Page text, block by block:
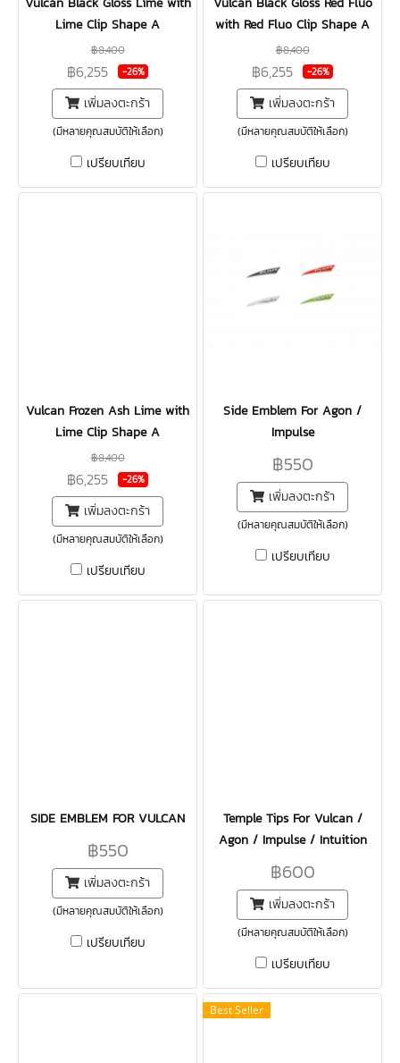
Lime Clip Shape A
฿8,400
฿6,255 -26%
เพิ่มลงตะกร้า
(มีหลายคุณสมบัติให้เลือก)
เปรียบเทียบ
with Red Fluo Clip Shape A
฿8,400
฿6,255 -26%
เพิ่มลงตะกร้า
(มีหลายคุณสมบัติให้เลือก)
เปรียบเทียบ
Vulcan Frozen Ash Lime with
Lime Clip Shape A
฿8,400
฿6,255 -26%
เพิ่มลงตะกร้า
(มีหลายคุณสมบัติให้เลือก)
เปรียบเทียบ
Side Emblem For Agon /
Impulse
฿550
เพิ่มลงตะกร้า
(มีหลายคุณสมบัติให้เลือก)
เปรียบเทียบ
SIDE EMBLEM FOR VULCAN
฿550
เพิ่มลงตะกร้า
(มีหลายคุณสมบัติให้เลือก)
เปรียบเทียบ
Temple Tips For Vulcan /
Agon / Impulse / Intuition
฿600
เพิ่มลงตะกร้า
(มีหลายคุณสมบัติให้เลือก)
เปรียบเทียบ
Best Seller